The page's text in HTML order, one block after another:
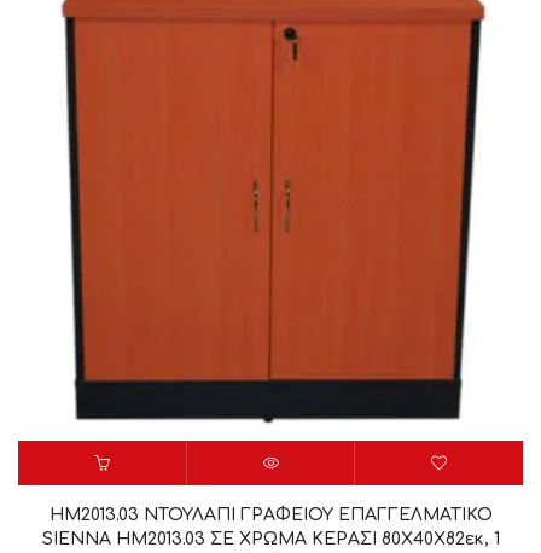
HM2013.03 ΝΤΟΥΛΑΠΙ ΓΡΑΦΕΙΟΥ ΕΠΑΓΓΕΛΜΑΤΙΚΟ
SIENNA HM2013.03 ΣΕ ΧΡΩΜΑ ΚΕΡΑΣΙ 80Χ40Χ82εκ, 1